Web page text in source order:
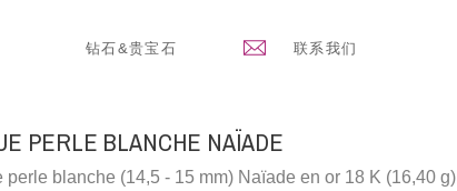
钻石&贵宝石 联系我们
PERLE BLANCHE NAÏADE
perle blanche (14,5 - 15 mm) Naïade en or 18 K (16,40 g)